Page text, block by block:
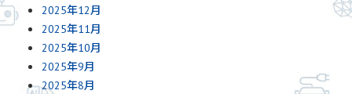
2025年12月
2025年11月
2025年10月
2025年9月
2025年8月